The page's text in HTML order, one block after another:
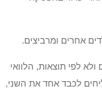
אחרים ומרביצים.
ולא לפי תוצאות, הלוואי
לכבד אחד את השני,